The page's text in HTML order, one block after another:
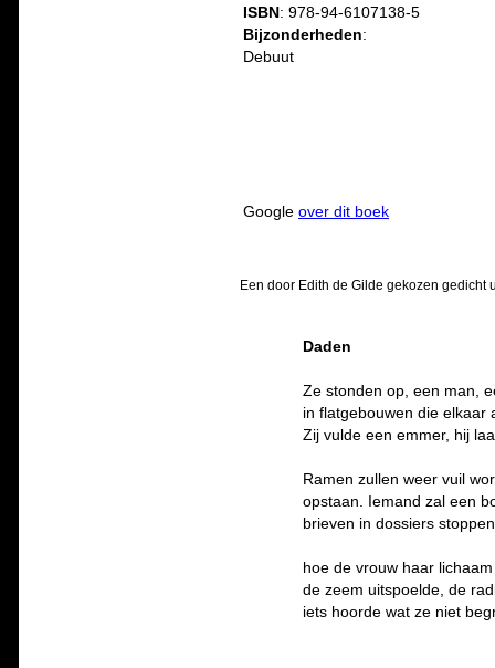
ISBN: 978-94-6107138-5
Bijzonderheden:
Debuut
Google over dit boek
Een door Edith de Gilde gekozen gedicht
Daden
Ze stonden op, een man,
in flatgebouwen die elkaar
Zij vulde een emmer, hij
Ramen zullen weer vuil
opstaan. Iemand zal een
brieven in dossiers
hoe de vrouw haar
de zeem uitspoelde, de
iets hoorde wat ze niet